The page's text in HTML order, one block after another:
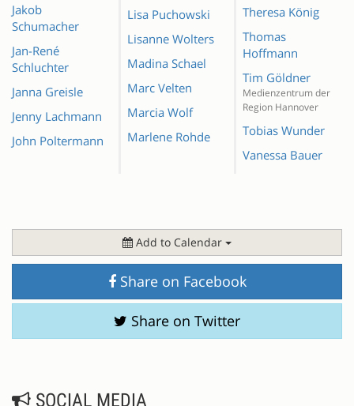
Jakob
Schumacher
Jan-René
Schluchter
Janna Greisle
Jenny Lachmann
John Poltermann
Lisa Puchowski
Lisanne Wolters
Madina Schael
Marc Velten
Marcia Wolf
Marlene Rohde
Theresa König
Thomas
Hoffmann
Tim Göldner
Medienzentrum der
Region Hannover
Tobias Wunder
Vanessa Bauer
Add to Calendar
Share on Facebook
Share on Twitter
SOCIAL MEDIA